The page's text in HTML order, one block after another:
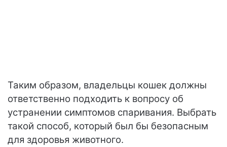
Таким образом, владельцы кошек должны
ответственно подходить к вопросу об
устранении симптомов спаривания. Выбрать
такой способ, который был бы безопасным
для здоровья животного.